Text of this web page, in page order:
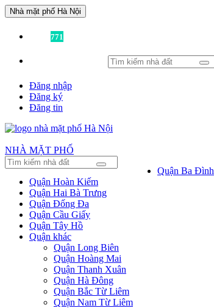
Nhà mặt phố Hà Nội
771
Đăng nhập
Đăng ký
Đăng tin
NHÀ MẶT PHỐ
Quận Ba Đình
Quận Hoàn Kiếm
Quận Hai Bà Trưng
Quận Đống Đa
Quận Cầu Giấy
Quận Tây Hồ
Quận khác
Quận Long Biên
Quận Hoàng Mai
Quận Thanh Xuân
Quận Hà Đông
Quận Bắc Từ Liêm
Quận Nam Từ Liêm